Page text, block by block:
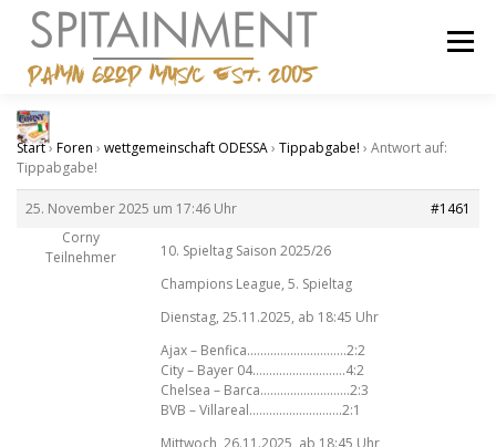
springen
Menü
STARTSEITE
Start› Foren › wettgemeinschaft ODESSA› Tippabgabe! › Antwort auf:
Tippabgabe!
25. November 2025 um 17:46 Uhr
#1461
Corny
Teilnehmer
10. Spieltag Saison 2025/26
Champions League, 5. Spieltag
Dienstag, 25.11.2025, ab 18:45 Uhr
Ajax – Benfica…………………………2:2
City – Bayer 04……………………….4:2
Chelsea – Barca………………………2:3
BVB – Villareal……………………….2:1
Mittwoch, 26.11.2025, ab 18:45 Uhr